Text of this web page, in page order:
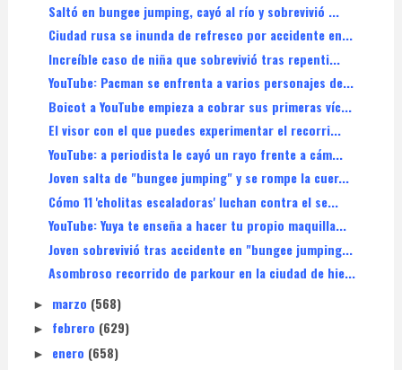
Saltó en bungee jumping, cayó al río y sobrevivió ...
Ciudad rusa se inunda de refresco por accidente en...
Increíble caso de niña que sobrevivió tras repenti...
YouTube: Pacman se enfrenta a varios personajes de...
Boicot a YouTube empieza a cobrar sus primeras víc...
El visor con el que puedes experimentar el recorri...
YouTube: a periodista le cayó un rayo frente a cám...
Joven salta de "bungee jumping" y se rompe la cuer...
Cómo 11 'cholitas escaladoras' luchan contra el se...
YouTube: Yuya te enseña a hacer tu propio maquilla...
Joven sobrevivió tras accidente en "bungee jumping...
Asombroso recorrido de parkour en la ciudad de hie...
► marzo (568)
► febrero (629)
► enero (658)